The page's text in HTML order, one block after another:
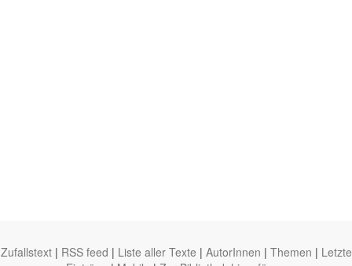
Zufallstext | RSS feed | Liste aller Texte | AutorInnen | Themen | Letzte